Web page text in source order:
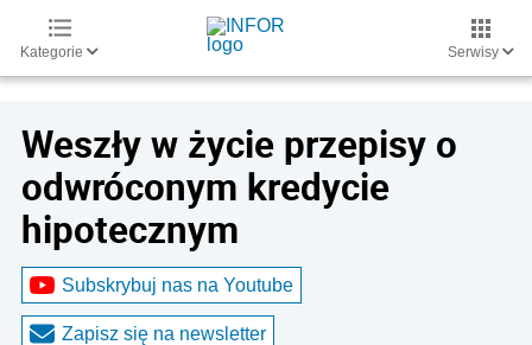
Kategorie Serwisy
Weszły w życie przepisy o
odwróconym kredycie
hipotecznym
Subskrybuj nas na Youtube
Zapisz się na newsletter